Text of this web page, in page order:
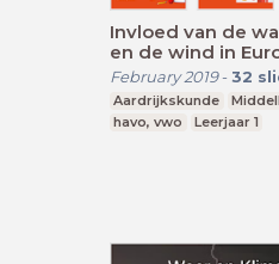
Invloed van de
en de wind in
February 2019- 32
Aardrijkskunde
havo, vwo
Leerjaar 1